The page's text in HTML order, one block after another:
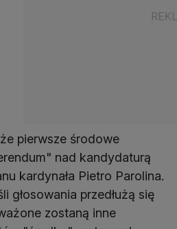
pierwsze środowe
nad kandydaturą
kardynała Pietro Parolina.
głosowania przedłużą się
zostaną inne